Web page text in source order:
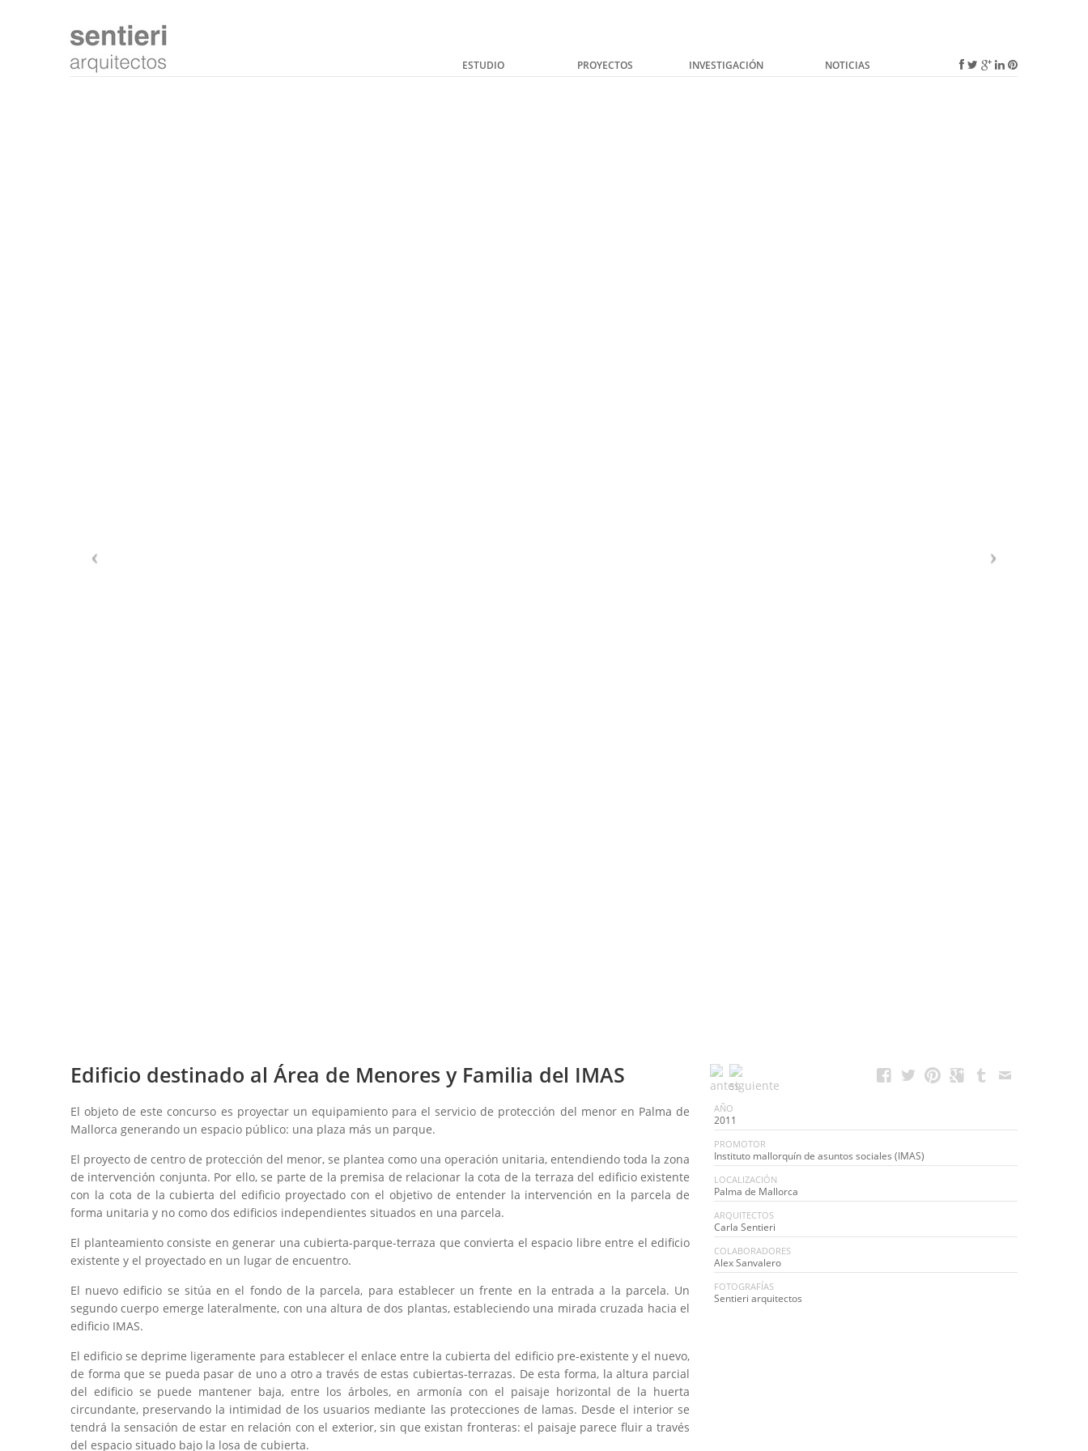
ESTUDIO PROYECTOS INVESTIGACIÓN NOTICIAS
Edificio destinado al Área de Menores y Familia del IMAS
El objeto de este concurso es proyectar un equipamiento para el servicio de protección del menor en Palma de
Mallorca generando un espacio público: una plaza más un parque.
El proyecto de centro de protección del menor, se plantea como una operación unitaria, entendiendo toda la zona
de intervención conjunta. Por ello, se parte de la premisa de relacionar la cota de la terraza del edificio existente
con la cota de la cubierta del edificio proyectado con el objetivo de entender la intervención en la parcela de
forma unitaria y no como dos edificios independientes situados en una parcela.
El planteamiento consiste en generar una cubierta-parque-terraza que convierta el espacio libre entre el edificio
existente y el proyectado en un lugar de encuentro.
El nuevo edificio se sitúa en el fondo de la parcela, para establecer un frente en la entrada a la parcela. Un
segundo cuerpo emerge lateralmente, con una altura de dos plantas, estableciendo una mirada cruzada hacia el
edificio IMAS.
El edificio se deprime ligeramente para establecer el enlace entre la cubierta del edificio pre-existente y el nuevo,
de forma que se pueda pasar de uno a otro a través de estas cubiertas-terrazas. De esta forma, la altura parcial
del edificio se puede mantener baja, entre los árboles, en armonía con el paisaje horizontal de la huerta
circundante, preservando la intimidad de los usuarios mediante las protecciones de lamas. Desde el interior se
tendrá la sensación de estar en relación con el exterior, sin que existan fronteras: el paisaje parece fluir a través
del espacio situado bajo la losa de cubierta.
AÑO
2011
PROMOTOR
Instituto mallorquín de asuntos sociales (IMAS)
LOCALIZACIÓN
Palma de Mallorca
ARQUITECTOS
Carla Sentieri
COLABORADORES
Alex Sanvalero
FOTOGRAFÍAS
Sentieri arquitectos